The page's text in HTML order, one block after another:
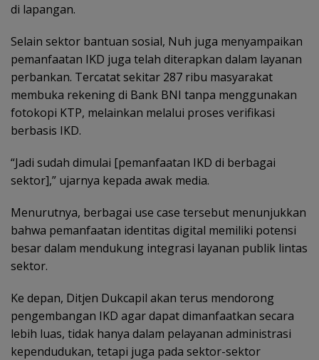
di lapangan.
Selain sektor bantuan sosial, Nuh juga menyampaikan
pemanfaatan IKD juga telah diterapkan dalam layanan
perbankan. Tercatat sekitar 287 ribu masyarakat
membuka rekening di Bank BNI tanpa menggunakan
fotokopi KTP, melainkan melalui proses verifikasi
berbasis IKD.
“Jadi sudah dimulai [pemanfaatan IKD di berbagai
sektor],” ujarnya kepada awak media.
Menurutnya, berbagai use case tersebut menunjukkan
bahwa pemanfaatan identitas digital memiliki potensi
besar dalam mendukung integrasi layanan publik lintas
sektor.
Ke depan, Ditjen Dukcapil akan terus mendorong
pengembangan IKD agar dapat dimanfaatkan secara
lebih luas, tidak hanya dalam pelayanan administrasi
kependudukan, tetapi juga pada sektor-sektor